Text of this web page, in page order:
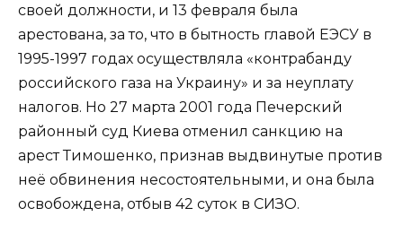
своей должности, и 13 февраля была
арестована, за то, что в бытность главой ЕЭСУ в
1995-1997 годах осуществляла «контрабанду
российского газа на Украину» и за неуплату
налогов. Но 27 марта 2001 года Печерский
районный суд Киева отменил санкцию на
арест Тимошенко, признав выдвинутые против
неё обвинения несостоятельными, и она была
освобождена, отбыв 42 суток в СИЗО.